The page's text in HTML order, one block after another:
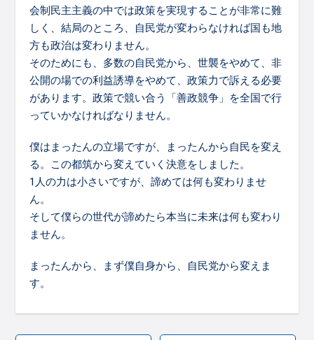
会制民主主義の中では政策を実現することが非常に難
しく、結局のところ、自民党が変わらなければ国も地
方も政治は変わりません。
そのためにも、多数の自民党から、世襲をやめて、非
公開の場での利益誘導をやめて、政策力で訴える必要
があります。政策で競い合う「善政競争」を全国で行
っていかなければなりません。
僕はまったんの立場ですが、まったんから自民を変え
る。この都筑から変えていく決意をしました。
1人の力は小さいですが、諦めては何も変わりませ
ん。
そして僕らの世代が諦めたら本当に未来は何も変わり
ません。
まったんから、まず僕自身から、自民党から変えま
す。